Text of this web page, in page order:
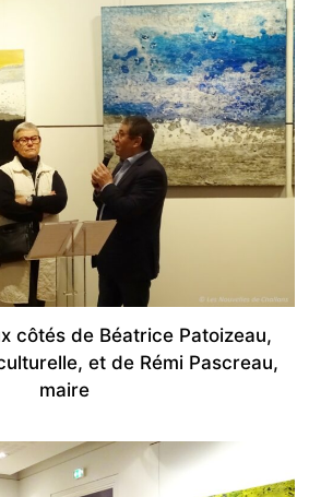
côtés de Béatrice Patoizeau,
et de Rémi Pascreau,
maire